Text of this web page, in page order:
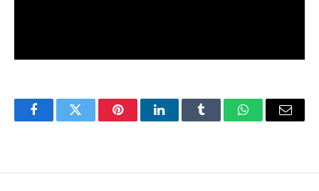
FacebookTwitter PinterestLinkedInTumblr WhatsAppEmail